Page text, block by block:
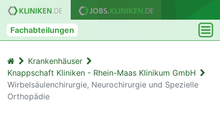
Fachabteilungen
Krankenhäuser
Knappschaft Kliniken - Rhein-Maas Klinikum GmbH
Wirbelsäulenchirurgie, Neurochirurgie und Spezielle
Orthopädie